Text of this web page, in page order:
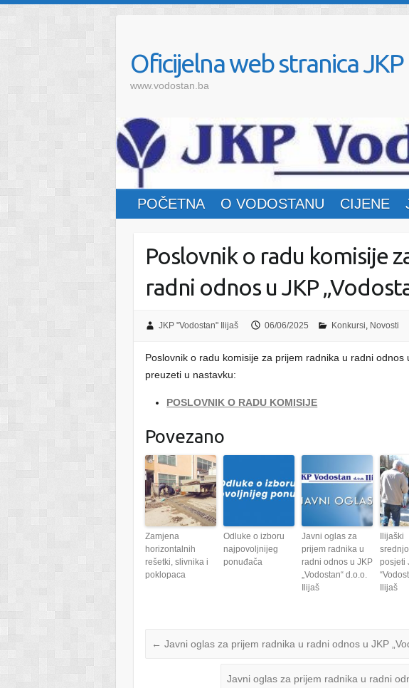
Oficijelna web stranica
www.vodostan.ba
POČETNA O VODOSTANU CIJENE
Poslovnik o radu komisije
radni odnos u JKP
JKP "Vodostan" Ilijaš 06/06/2025 Konkursi, Novosti
Poslovnik o radu komisije za prijem radnika u radni odnos
preuzeti u nastavku:
POSLOVNIK O RADU KOMISIJE
Povezano
Zamjena
horizontalnih
rešetki, slivnika i
poklopaca
Odluke o izboru
najpovoljnijeg
ponuđača
Javni oglas za
prijem radnika u
radni odnos u JKP
„Vodostan“ d.o.o.
Ilijaš
Ilijaški
posjeti
Ilijaš
← Javni oglas za prijem radnika u radni odnos u JKP
Javni oglas za prijem radnika u radni